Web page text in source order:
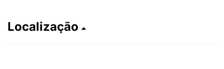
Localização